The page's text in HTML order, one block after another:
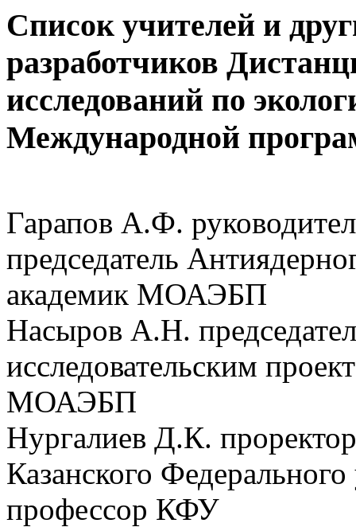
Список учителей и
разработчиков
исследований по
Международной
Гарапов А.Ф.
председатель
академик МОАЭБП
Насыров А.Н.
исследовательским
МОАЭБП
Нургалиев Д.К.
Казанского
профессор КФУ